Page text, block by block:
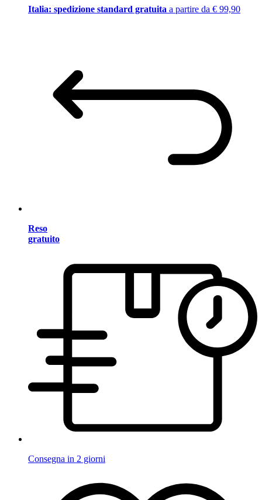
Italia: spedizione standard gratuita a partire da € 99,90
Reso
gratuito
Consegna in 2 giorni